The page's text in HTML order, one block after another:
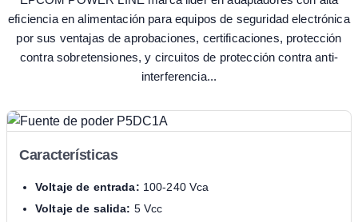
eficiencia en alimentación para equipos de seguridad electrónica
por sus ventajas de aprobaciones, certificaciones, protección
contra sobretensiones, y circuitos de protección contra anti-
interferencia...
Características
Voltaje de entrada: 100-240 Vca
Voltaje de salida: 5 Vcc